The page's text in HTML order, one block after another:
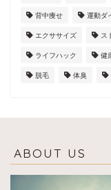
背中痩せ 運動ダ
エクササイズ ス
ライフハック 健
脱毛 体臭
ABOUT US